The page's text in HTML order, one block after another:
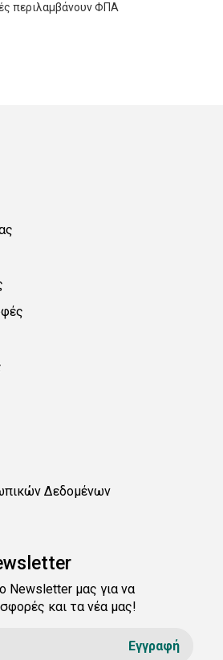
περιλαμβάνουν ΦΠΑ
Δεδομένων
Newsletter μας για να
και τα νέα μας!